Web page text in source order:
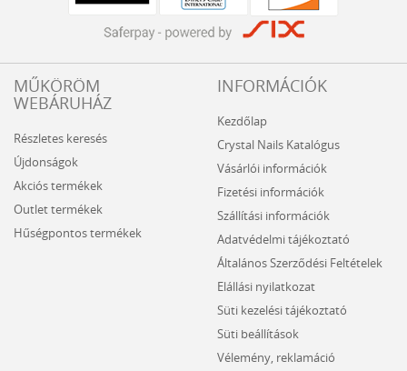
MŰKÖRÖM
WEBÁRUHÁZ
Részletes keresés
Újdonságok
Akciós termékek
Outlet termékek
Hűségpontos termékek
INFORMÁCIÓK
Kezdőlap
Crystal Nails Katalógus
Vásárlói információk
Fizetési információk
Szállítási információk
Adatvédelmi tájékoztató
Általános Szerződési Feltételek
Elállási nyilatkozat
Süti kezelési tájékoztató
Süti beállítások
Vélemény, reklamáció